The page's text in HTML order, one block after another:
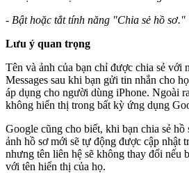
- Bật hoặc tắt tính năng "Chia sẻ hồ sơ."
Lưu ý quan trọng
Tên và ảnh của bạn chỉ được chia sẻ với
Messages sau khi bạn gửi tin nhắn cho
áp dụng cho người dùng iPhone. Ngoài
không hiển thị trong bất kỳ ứng dụng
Google cũng cho biết, khi bạn chia sẻ
ảnh hồ sơ mới sẽ tự động được cập nhật
nhưng tên liên hệ sẽ không thay đổi nếu
với tên hiển thị của họ.